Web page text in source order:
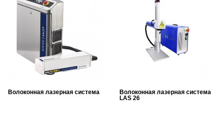
Волоконная лазерная система
Волоконная лазерная система
LAS 26